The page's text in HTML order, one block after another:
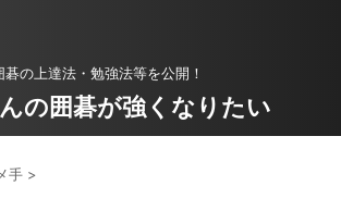
碁の上達法・勉強法等を公開！
の囲碁が強くなりたい
手 >